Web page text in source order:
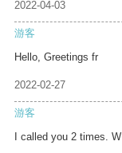
2022-04-03
游客
Hello, Greetings fr
2022-02-27
游客
I called you 2 times. W